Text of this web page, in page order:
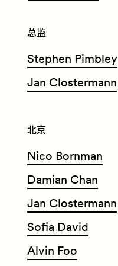
总监
Stephen Pimbley
Jan Clostermann
北京
Nico Bornman
Damian Chan
Jan Clostermann
Sofia David
Alvin Foo